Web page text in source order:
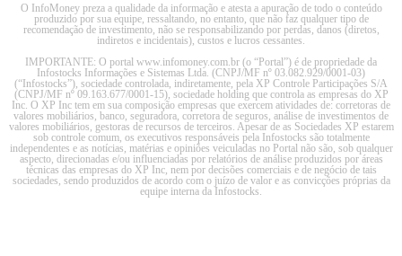
O InfoMoney preza a qualidade da informação e atesta a apuração de todo o conteúdo
produzido por sua equipe, ressaltando, no entanto, que não faz qualquer tipo de
recomendação de investimento, não se responsabilizando por perdas, danos (diretos,
indiretos e incidentais), custos e lucros cessantes.
IMPORTANTE: O portal www.infomoney.com.br (o “Portal”) é de propriedade da
Infostocks Informações e Sistemas Ltda. (CNPJ/MF nº 03.082.929/0001-03)
(“Infostocks”), sociedade controlada, indiretamente, pela XP Controle Participações S/A
(CNPJ/MF nº 09.163.677/0001-15), sociedade holding que controla as empresas do XP
Inc. O XP Inc tem em sua composição empresas que exercem atividades de: corretoras de
valores mobiliários, banco, seguradora, corretora de seguros, análise de investimentos de
valores mobiliários, gestoras de recursos de terceiros. Apesar de as Sociedades XP estarem
sob controle comum, os executivos responsáveis pela Infostocks são totalmente
independentes e as notícias, matérias e opiniões veiculadas no Portal não são, sob qualquer
aspecto, direcionadas e/ou influenciadas por relatórios de análise produzidos por áreas
técnicas das empresas do XP Inc, nem por decisões comerciais e de negócio de tais
sociedades, sendo produzidos de acordo com o juízo de valor e as convicções próprias da
equipe interna da Infostocks.